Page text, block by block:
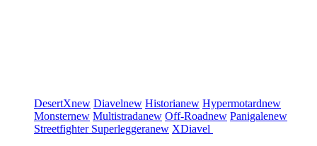
DesertXnew Diavelnew Historianew Hypermotardnew
Monsternew Multistradanew Off-Roadnew Panigalenew
Streetfighter Superleggeranew XDiavel